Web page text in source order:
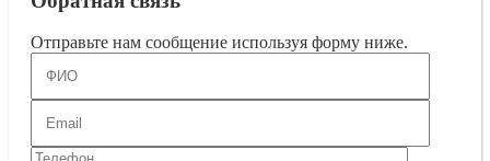
Отправьте нам сообщение используя форму ниже.